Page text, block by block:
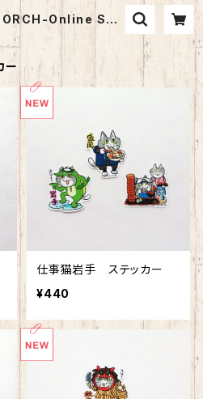
Online Sho
p-
ー
仕事猫岩手 ステッカー
¥440